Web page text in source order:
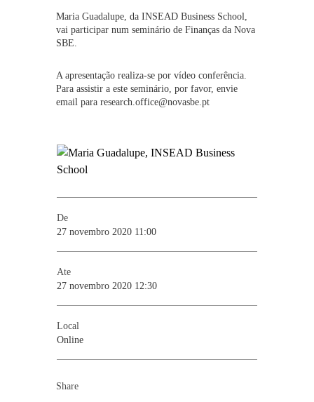
WHAT'S HAPPENING
Maria Guadalupe, da INSEAD Business School,
vai participar num seminário de Finanças da Nova
SBE.
A apresentação realiza-se por vídeo conferência.
Para assistir a este seminário, por favor, envie
email para research.office@novasbe.pt
De
27 novembro 2020 11:00
Ate
27 novembro 2020 12:30
Local
Online
Share